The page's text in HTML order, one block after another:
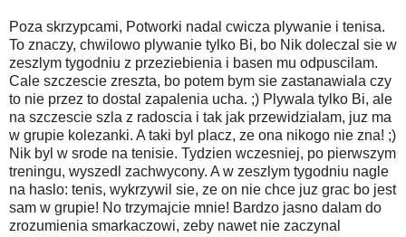
Poza skrzypcami, Potworki nadal cwicza plywanie i tenisa.
To znaczy, chwilowo plywanie tylko Bi, bo Nik doleczal sie w
zeszlym tygodniu z przeziebienia i basen mu odpuscilam.
Cale szczescie zreszta, bo potem bym sie zastanawiala czy
to nie przez to dostal zapalenia ucha. ;) Plywala tylko Bi, ale
na szczescie szla z radoscia i tak jak przewidzialam, juz ma
w grupie kolezanki. A taki byl placz, ze ona nikogo nie zna! ;)
Nik byl w srode na tenisie. Tydzien wczesniej, po pierwszym
treningu, wyszedl zachwycony. A w zeszlym tygodniu nagle
na haslo: tenis, wykrzywil sie, ze on nie chce juz grac bo jest
sam w grupie! No trzymajcie mnie! Bardzo jasno dalam do
zrozumienia smarkaczowi, zeby nawet nie zaczynal